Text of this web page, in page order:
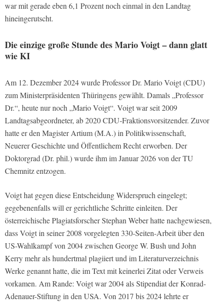
war mit gerade eben 6,1 Prozent noch einmal in den Landtag
hineingerutscht.
Die einzige große Stunde des Mario Voigt – dann glatt
wie KI
Am 12. Dezember 2024 wurde Professor Dr. Mario Voigt (CDU)
zum Ministerpräsidenten Thüringens gewählt. Damals „Professor
Dr.“, heute nur noch „Mario Voigt“. Voigt war seit 2009
Landtagsabgeordneter, ab 2020 CDU-Fraktionsvorsitzender. Zuvor
hatte er den Magister Artium (M.A.) in Politikwissenschaft,
Neuerer Geschichte und Öffentlichem Recht erworben. Der
Doktorgrad (Dr. phil.) wurde ihm im Januar 2026 von der TU
Chemnitz entzogen.
Voigt hat gegen diese Entscheidung Widerspruch eingelegt;
gegebenenfalls will er gerichtliche Schritte einleiten. Der
österreichische Plagiatsforscher Stephan Weber hatte nachgewiesen,
dass Voigt in seiner 2008 vorgelegten 330-Seiten-Arbeit über den
US-Wahlkampf von 2004 zwischen George W. Bush und John
Kerry mehr als hundertmal plagiiert und im Literaturverzeichnis
Werke genannt hatte, die im Text mit keinerlei Zitat oder Verweis
vorkamen. Am Rande: Voigt war 2004 als Stipendiat der Konrad-
Adenauer-Stiftung in den USA. Von 2017 bis 2024 lehrte er